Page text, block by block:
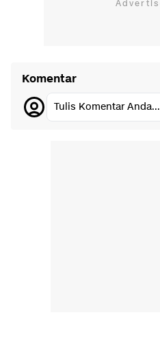
Komentar
Tulis Komentar Anda...